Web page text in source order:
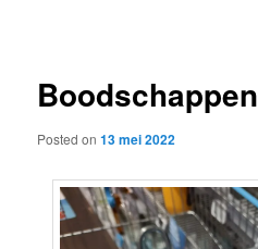
content
Boodschappen
Posted on13 mei 2022